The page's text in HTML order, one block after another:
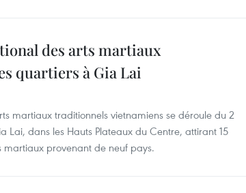
des arts martiaux
quartiers à Gia Lai
martiaux traditionnels vietnamiens se déroule du 2
Lai, dans les Hauts Plateaux du Centre, attirant 15
martiaux provenant de neuf pays.